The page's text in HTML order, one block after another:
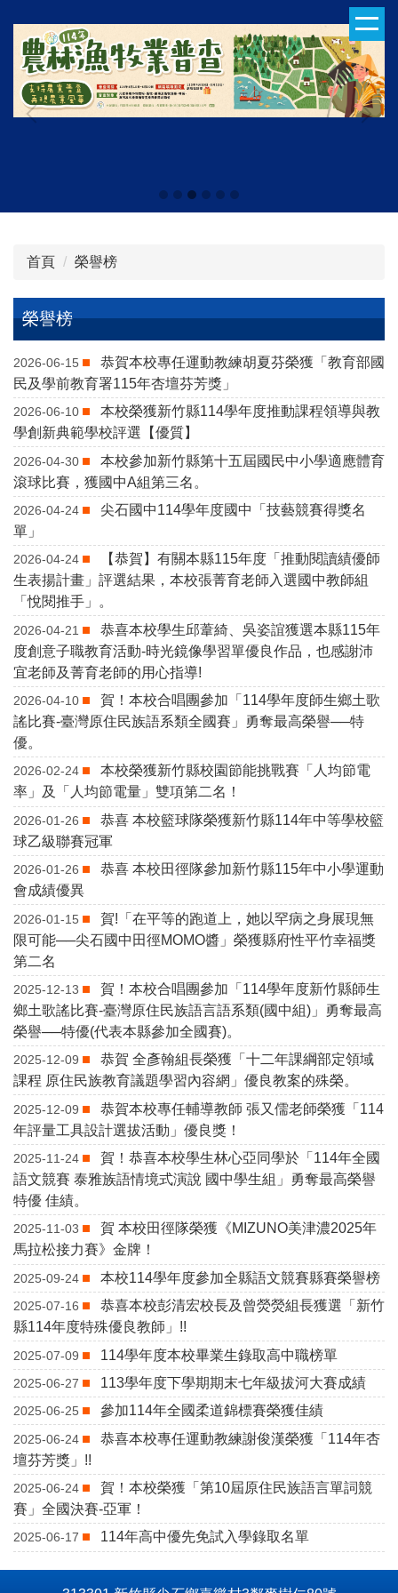
主
內
容
首頁 榮譽榜
榮譽榜
2026-06-15
恭賀本校專任運動教練胡夏芬榮獲「教育部國
民及學前教育署115年杏壇芬芳獎」
2026-06-10
本校榮獲新竹縣114學年度推動課程領導與教
學創新典範學校評選【優質】
2026-04-30
本校參加新竹縣第十五屆國民中小學適應體育
滾球比賽，獲國中A組第三名。
2026-04-24
尖石國中114學年度國中「技藝競賽得獎名
單」
2026-04-24
【恭賀】有關本縣115年度「推動閱讀績優師
生表揚計畫」評選結果，本校張菁育老師入選國中教師組
「悅閱推手」。
2026-04-21
恭喜本校學生邱葦綺、吳姿誼獲選本縣115年
度創意子職教育活動-時光鏡像學習單優良作品，也感謝沛
宜老師及菁育老師的用心指導!
2026-04-10
賀！本校合唱團參加「114學年度師生鄉土歌
謠比賽-臺灣原住民族語系類全國賽」勇奪最高榮譽──特
優。
2026-02-24
本校榮獲新竹縣校園節能挑戰賽「人均節電
率」及「人均節電量」雙項第二名！
2026-01-26
恭喜 本校籃球隊榮獲新竹縣114年中等學校籃
球乙級聯賽冠軍
2026-01-26
恭喜 本校田徑隊參加新竹縣115年中小學運動
會成績優異
2026-01-15
賀!「在平等的跑道上，她以罕病之身展現無
限可能──尖石國中田徑MOMO醬」榮獲縣府性平竹幸福獎
第二名
2025-12-13
賀！本校合唱團參加「114學年度新竹縣師生
鄉土歌謠比賽-臺灣原住民族語言語系類(國中組)」勇奪最高
榮譽──特優(代表本縣參加全國賽)。
2025-12-09
恭賀 全彥翰組長榮獲「十二年課綱部定領域
課程 原住民族教育議題學習內容網」優良教案的殊榮。
2025-12-09
恭賀本校專任輔導教師 張又儒老師榮獲「114
年評量工具設計選拔活動」優良獎！
2025-11-24
賀！恭喜本校學生林心亞同學於「114年全國
語文競賽 泰雅族語情境式演說 國中學生組」勇奪最高榮譽
特優 佳績。
2025-11-03
賀 本校田徑隊榮獲《MIZUNO美津濃2025年
馬拉松接力賽》金牌！
2025-09-24 本校114學年度參加全縣語文競賽縣賽榮譽榜
2025-07-16
恭喜本校彭清宏校長及曾熒熒組長獲選「新竹
縣114年度特殊優良教師」!!
2025-07-09 114學年度本校畢業生錄取高中職榜單
2025-06-27 113學年度下學期期末七年級拔河大賽成績
2025-06-25 參加114年全國柔道錦標賽榮獲佳績
2025-06-24
恭喜本校專任運動教練謝俊漢榮獲「114年杏
壇芬芳獎」!!
2025-06-24
賀！本校榮獲「第10屆原住民族語言單詞競
賽」全國決賽-亞軍！
2025-06-17 114年高中優先免試入學錄取名單